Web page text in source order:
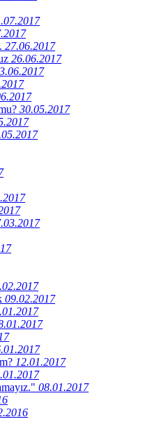
27.06.2017
26.06.2017
30.05.2017
09.02.2017
12.01.2017
08.01.2017